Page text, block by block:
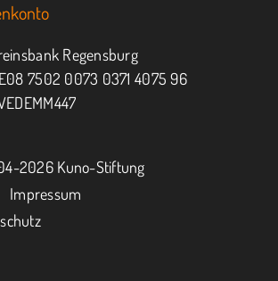
Regensburg
7502 0073 0371 4075 96
2026 Kuno-Stiftung
Impressum